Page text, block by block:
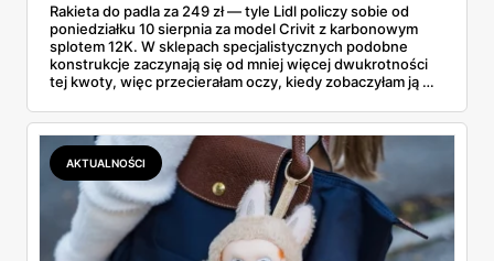
Rakieta do padla za 249 zł — tyle Lidl policzy sobie od
poniedziałku 10 sierpnia za model Crivit z karbonowym
splotem 12K. W sklepach specjalistycznych podobne
konstrukcje zaczynają się od mniej więcej dwukrotności
tej kwoty, więc przecierałam oczy, kiedy zobaczyłam ją w
najszybciej rosnący sport w Polsce: kortów przybywa
lawinowo, a chętnych jeszcze szybciej. Sprawdziłam, co
dokładnie dostajemy za te pieniądze i komu taka rakieta
faktycznie wystarczy.
AKTUALNOŚCI